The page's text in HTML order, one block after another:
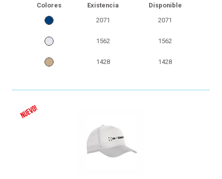
Colores Existencia
Disponible
2071
2071
1562 1562
1428 1428